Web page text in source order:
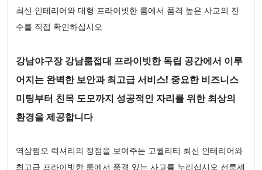
최신 인테리어와 대형 프라이빗한 룸에서 품격 높은 사교의 진
수를 직접 확인하십시오
강남야구장 강남룸접대 프라이빗한 독립 공간에서 이루
어지는 완벽한 보안과 최고급 서비스! 중요한 비즈니스
미팅부터 친목 도모까지 성공적인 자리를 위한 최상의
환경을 제공합니다
역삼쩜오 럭셔리의 정점을 보여주는 고퀄리티 최신 인테리어와
최고급 프라이빗한 룸에서 품격 있는 사교를 누리십시오 선릉세